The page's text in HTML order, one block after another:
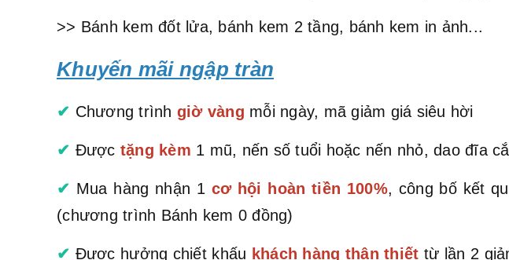
>> Bánh kem đốt lửa, bánh kem 2 tầng, bánh kem in ảnh...
Khuyến mãi ngập tràn
✔ Chương trình giờ vàng mỗi ngày, mã giảm giá siêu hời
✔ Được tặng kèm 1 mũ, nến số tuổi hoặc nến nhỏ, dao đĩa
✔ Mua hàng nhận 1 cơ hội hoàn tiền 100%, công bố kết
(chương trình Bánh kem 0 đồng)
✔ Được hưởng chiết khấu khách hàng thân thiết từ lần 2